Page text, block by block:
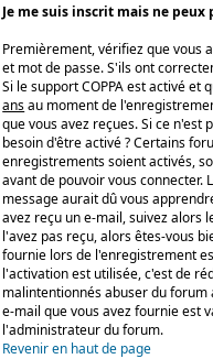
Je me suis inscrit mais ne peux
Premièrement, vérifiez que vous
et mot de passe. S'ils ont
Si le support COPPA est activé et
ansau moment de
que vous avez reçues. Si ce n'est
besoin d'être activé ? Certains
enregistrements soient activés,
avant de pouvoir vous connecter.
message aurait dû vous
avez reçu un e-mail, suivez alors
l'avez pas reçu, alors êtes-vous
fournie lors de l'enregistrement
l'activation est utilisée, c'est de
malintentionnés abuser du forum
e-mail que vous avez fournie est
l'administrateur du forum.
Revenir en haut de page